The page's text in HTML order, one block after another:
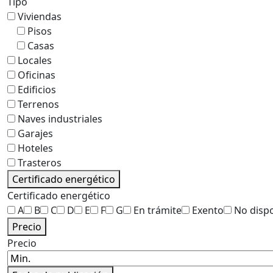
Viviendas
Pisos
Casas
Locales
Oficinas
Edificios
Terrenos
Naves industriales
Garajes
Hoteles
Trasteros
Certificado energético
Certificado energético
A
B C D E F G En trámite Exento
No
Precio
Precio